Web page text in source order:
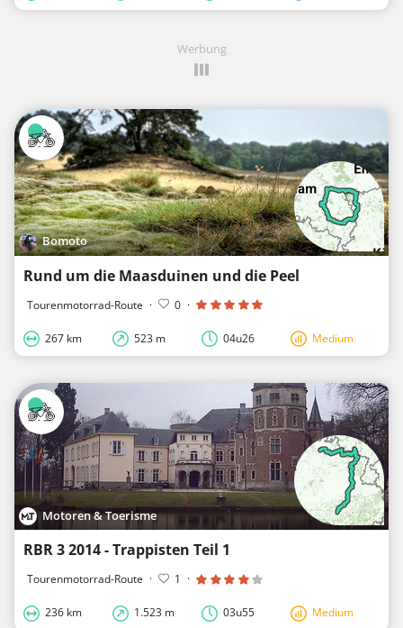
Werbung
Bomoto
Rund um die Maasduinen und die Peel
Tourenmotorrad-Route · 0 ·
267 km 523 m 04u26 Medium
Motoren & Toerisme
RBR 3 2014 - Trappisten Teil 1
Tourenmotorrad-Route · 1 ·
236 km 1.523 m 03u55 Medium